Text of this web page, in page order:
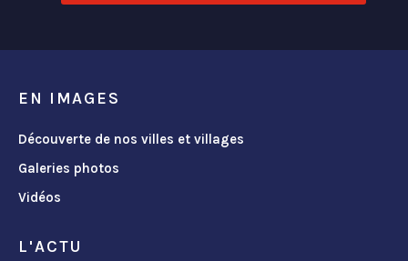
EN IMAGES
Découverte de nos villes et villages
Galeries photos
Vidéos
L'ACTU